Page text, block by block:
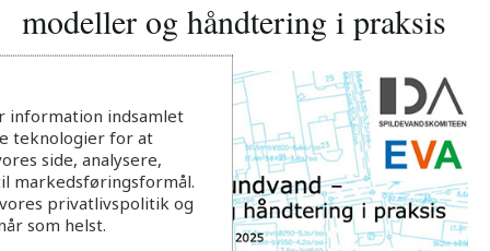
modeller og håndtering i praksis
information indsamlet
teknologier for at
side, analysere,
markedsføringsformål.
privatlivspolitik og
som helst.